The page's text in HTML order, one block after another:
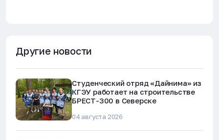
Другие новости
Студенческий отряд «Дайнима» из
КГЭУ работает на строительстве
БРЕСТ-300 в Северске
04 августа 2026